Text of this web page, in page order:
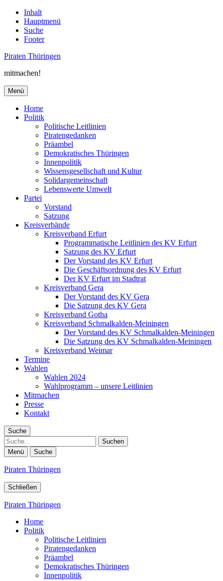
Inhalt
Hauptmenü
Suche
Footer
Piraten Thüringen
mitmachen!
Menü
Home
Politik
Politische Leitlinien
Piratengedanken
Präambel
Demokratisches Thüringen
Innenpolitik
Wissensgesellschaft und Kultur
Solidargemeinschaft
Lebenswerte Umwelt
Partei
Vorstand
Satzung
Kreisverbände
Kreisverband Erfurt
Programmatische Leitlinien des KV Erfurt
Satzung des KV Erfurt
Der Vorstand des KV Erfurt
Die Geschäftsordnung des KV Erfurt
Der KV Erfurt im Stadtrat
Kreisverband Gera
Der Vorstand des KV Gera
Die Satzung des KV Gera
Kreisverband Gotha
Kreisverband Schmalkalden-Meiningen
Der Vorstand des KV Schmalkalden-Meiningen
Die Satzung des KV Schmalkalden-Meiningen
Kreisverband Weimar
Termine
Wahlen
Wahlen 2024
Wahlprogramm – unsere Leitlinien
Mitmachen
Presse
Kontakt
Suche
Suche
Menü Suche
Piraten Thüringen
Schließen
Piraten Thüringen
Home
Politik
Politische Leitlinien
Piratengedanken
Präambel
Demokratisches Thüringen
Innenpolitik